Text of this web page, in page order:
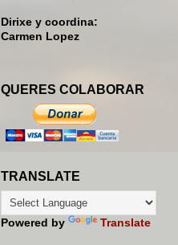
Dirixe y coordina:
Carmen Lopez
QUERES COLABORAR
TRANSLATE
Powered by Translate